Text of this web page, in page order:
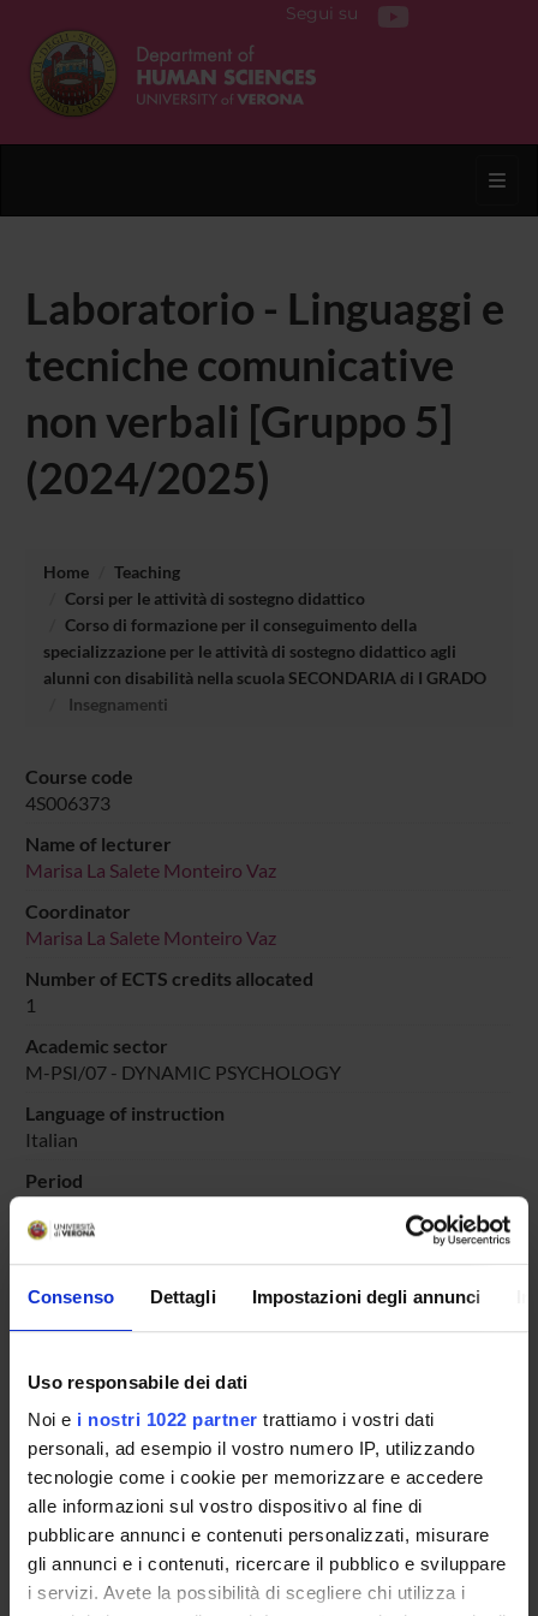
Consenso Dettagli Impostazioni degli annunci
Uso responsabile dei dati
Noi e i nostri 1022 partner trattiamo i vostri dati
personali, ad esempio il vostro numero IP, utilizzando
tecnologie come i cookie per memorizzare e accedere
alle informazioni sul vostro dispositivo al fine di
pubblicare annunci e contenuti personalizzati, misurare
gli annunci e i contenuti, ricercare il pubblico e sviluppare
i servizi. Avete la possibilità di scegliere chi utilizza i
Segui su
Laboratorio - Linguaggi e
tecniche comunicative
non verbali [Gruppo 5]
(2024/2025)
Home
Teaching
Corsi per le attività di sostegno didattico
Corso di formazione per il conseguimento della
specializzazione per le attività di sostegno didattico agli
alunni con disabilità nella scuola SECONDARIA di I GRADO
Insegnamenti
Course code
4S006373
Name of lecturer
Marisa La Salete Monteiro Vaz
Coordinator
Marisa La Salete Monteiro Vaz
Number of ECTS credits allocated
1
Academic sector
M-PSI/07 - DYNAMIC PSYCHOLOGY
Language of instruction
Italian
Period
Course news
Seminars related to the course
Go to lesson schedule
Overview
Enrolment Policy
Courses